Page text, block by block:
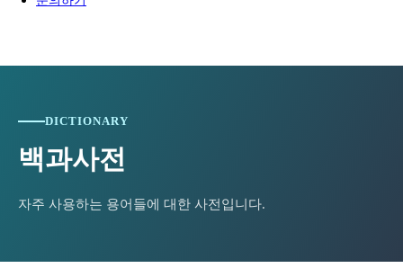
구…2024-01-04
2023-12-28[와이즈맥스 뉴스] 국내 최초 공공주도 해상풍력사
14…2023-12-22[와이즈맥스 뉴스] 바스젠바이오, JPM2024에서
신…
2023-12-21[와이즈맥스 뉴스] 환경보전협회, 한국환경보전원
프로…
2023-12-20 [와이즈맥스 뉴스] DN솔루션즈 "에너지 경영 국제
제 美 …
2023-12-18[와이즈맥스 뉴스] 환경산업기술원, ESG ON 세미
DICTIONARY
백과사전
자주 사용하는 용어들에 대한 사전입니다.